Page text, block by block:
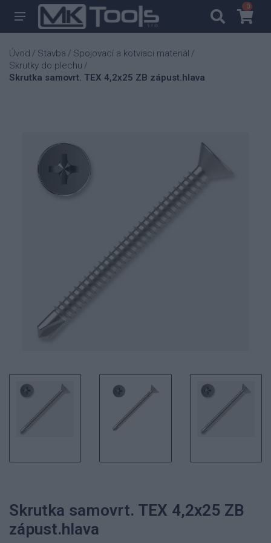
00
Úvod / Stavba / Spojovací a kotviaci materiál /
Skrutky do plechu /
Skrutka samovrt. TEX 4,2x25 ZB zápust.hlava
Skrutka samovrt. TEX 4,2x25 ZB
zápust.hlava